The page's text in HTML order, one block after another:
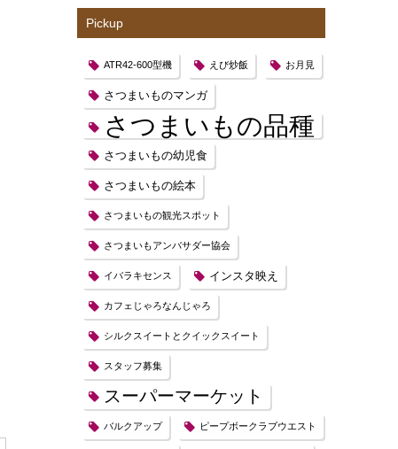
Pickup
ATR42-600型機 えび炒飯 お月見
さつまいものマンガ
さつまいもの品種
さつまいもの幼児食
さつまいもの絵本
さつまいもの観光スポット
さつまいもアンバサダー協会
イバラキセンス インスタ映え
カフェじゃろなんじゃろ
シルクスイートとクイックスイート
スタッフ募集
スーパーマーケット
バルクアップ ピープボークラブウエスト